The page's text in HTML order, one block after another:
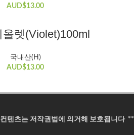
AUD$13.00
올렛(Violet)100ml
국내산(H)
AUD$13.00
텐츠는 저작권법에 의거해 보호됩니다 **